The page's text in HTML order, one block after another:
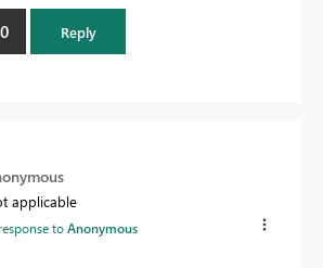
0 Reply
applicable
toAnonymous